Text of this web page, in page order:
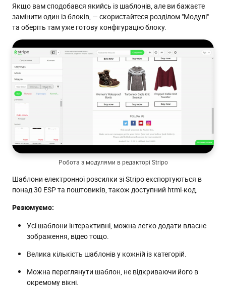
Якщо вам сподобався якийсь із шаблонів, але ви бажаєте
замінити один із блоків, — скористайтеся розділом "Модулі"
та оберіть там уже готову конфігурацію блоку.
Робота з модулями в редакторі Stripo
Шаблони електронної розсилки зі Stripo експортуються в
понад 30 ESP та поштовиків, також доступний html-код.
Резюмуємо:
Усі шаблони інтерактивні, можна легко додати власне
зображення, відео тощо.
Велика кількість шаблонів у кожній із категорій.
Можна переглянути шаблон, не відкриваючи його в
окремому вікні.